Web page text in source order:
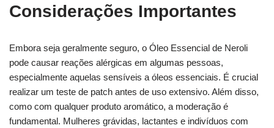
Considerações Importantes
Embora seja geralmente seguro, o Óleo Essencial de Neroli
pode causar reações alérgicas em algumas pessoas,
especialmente aquelas sensíveis a óleos essenciais. É crucial
realizar um teste de patch antes de uso extensivo. Além disso,
como com qualquer produto aromático, a moderação é
fundamental. Mulheres grávidas, lactantes e indivíduos com